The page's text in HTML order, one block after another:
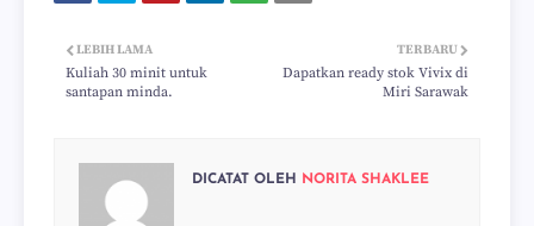
TERBARU
Dapatkan ready stok Vivix di
Miri Sarawak
LEBIH LAMA
Kuliah 30 minit untuk
santapan minda.
DICATAT OLEH NORITA SHAKLEE